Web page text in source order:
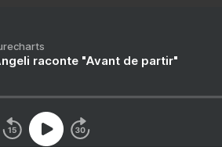
raconte "Avant de partir"